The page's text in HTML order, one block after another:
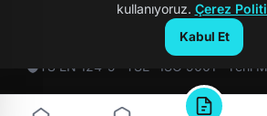
© 2026 Kompozit Rögar. Tüm
TS EN 124-5 · TSE · ISO 9001 · Yerli
kullanıyoruz. Çerez
Kabul Et